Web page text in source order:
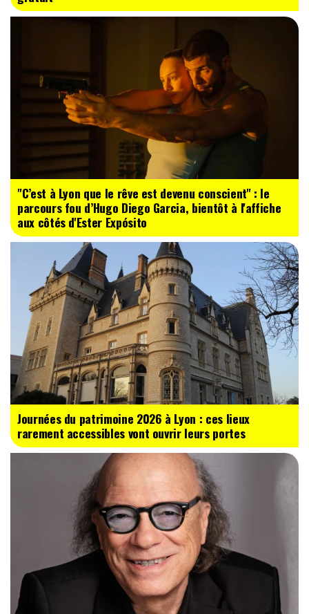
"C’est à Lyon que le rêve est devenu conscient" : le
parcours fou d’Hugo Diego Garcia, bientôt à l'affiche
aux côtés d'Ester Expósito
Journées du patrimoine 2026 à Lyon : ces lieux
rarement accessibles vont ouvrir leurs portes